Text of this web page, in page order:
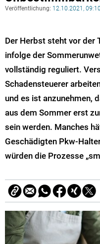
Veröffentlichung: 12.10.2021,
Der Herbst steht vor der
infolge der
vollständig reguliert.
Schadensteuerer
und es ist anzunehmen,
aus dem Sommer erst
sein werden. Manches
Geschädigten Pkw-
würden die Prozesse